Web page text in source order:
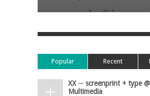
Popular Recent
XX ─ screenprint + type
Multimedia